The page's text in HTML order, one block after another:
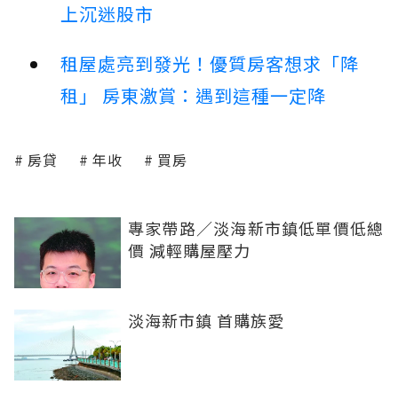
上沉迷股市
租屋處亮到發光！優質房客想求「降
租」 房東激賞：遇到這種一定降
房貸 年收 買房
專家帶路／淡海新市鎮低單價低總
價 減輕購屋壓力
淡海新市鎮 首購族愛